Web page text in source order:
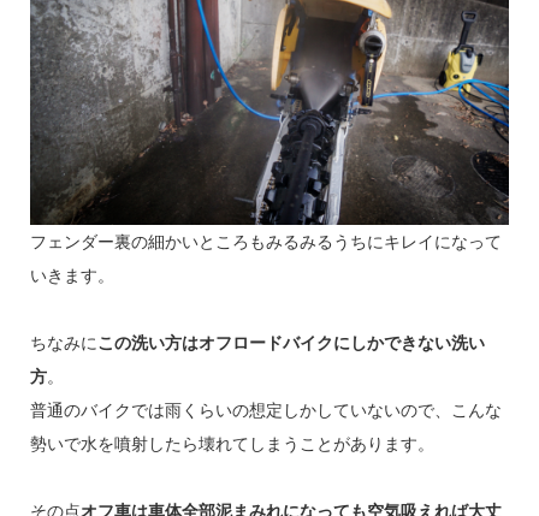
フェンダー裏の細かいところもみるみるうちにキレイになって
いきます。
ちなみにこの洗い方はオフロードバイクにしかできない洗い
方。
普通のバイクでは雨くらいの想定しかしていないので、こんな
勢いで水を噴射したら壊れてしまうことがあります。
その点オフ車は車体全部泥まみれになっても空気吸えれば大丈